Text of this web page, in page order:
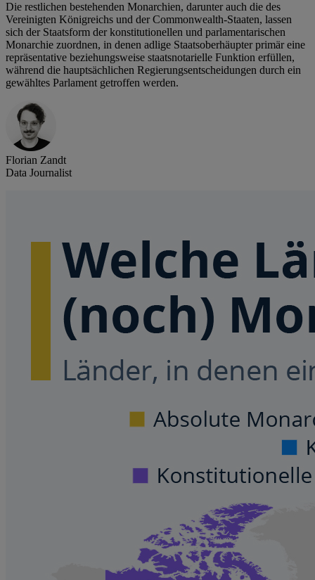
Die restlichen bestehenden Monarchien, darunter auch die des
Vereinigten Königreichs und der Commonwealth-Staaten, lassen
sich der Staatsform der konstitutionellen und parlamentarischen
Monarchie zuordnen, in denen adlige Staatsoberhäupter primär eine
repräsentative beziehungsweise staatsnotarielle Funktion erfüllen,
während die hauptsächlichen Regierungsentscheidungen durch ein
gewähltes Parlament getroffen werden.
Florian Zandt
Data Journalist